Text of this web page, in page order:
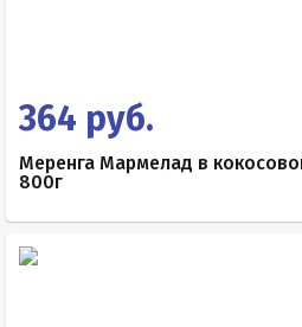
364 руб.
Меренга Мармелад в
800г